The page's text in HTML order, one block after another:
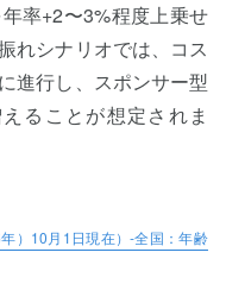
率+2〜3%程度上乗せ
れシナリオでは、コス
進行し、スポンサー型
ることが想定されま
）10月1日現在）‐全国：年齢